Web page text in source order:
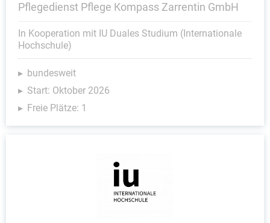
Pflegedienst Pflege Kompass Zarrentin GmbH
In Kooperation mit IU Duales Studium (Internationale
Hochschule)
bundesweit
Start: Oktober 2026
Freie Plätze: 1